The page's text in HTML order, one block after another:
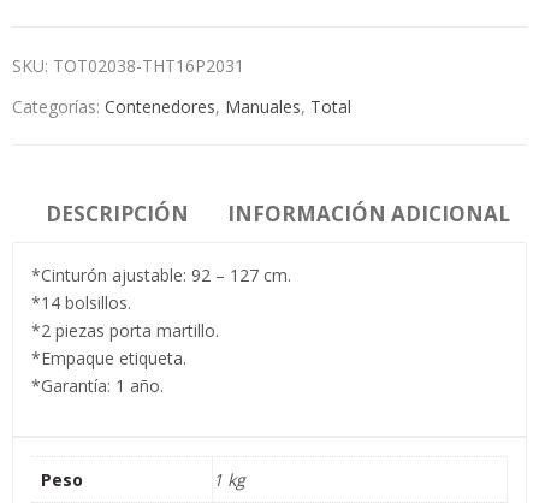
SKU: TOT02038-THT16P2031
Categorías: Contenedores, Manuales, Total
DESCRIPCIÓN INFORMACIÓN ADICIONAL
*Cinturón ajustable: 92 – 127 cm.
*14 bolsillos.
*2 piezas porta martillo.
*Empaque etiqueta.
*Garantía: 1 año.
Peso
1 kg